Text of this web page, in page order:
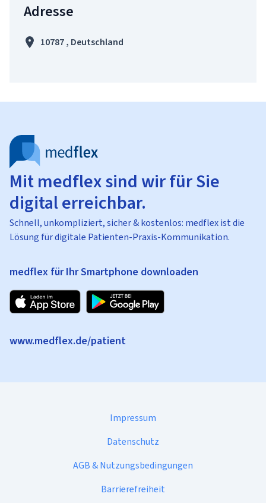
Adresse
10787 , Deutschland
Mit medflex sind wir für Sie
digital erreichbar.
Schnell, unkompliziert, sicher & kostenlos: medflex ist die
Lösung für digitale Patienten-Praxis-Kommunikation.
medflex für Ihr Smartphone downloaden
www.medflex.de/patient
Impressum
Datenschutz
AGB & Nutzungsbedingungen
Barrierefreiheit